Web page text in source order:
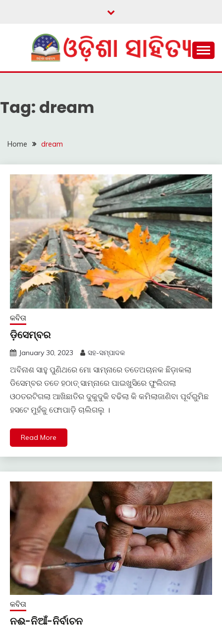
ଓଡ଼ିଶା ସାହିତ୍ୟ
Tag: dream
Home dream
କବିତା
ଡ଼ିସେମ୍ବର
January 30, 2023 ସହ-ସମ୍ପାଦକ
ଅବିନାଶ ସାହୁ ପୁଣିଥରେ ମୋ ସାମ୍ନାରେ ତତେଅଚାନକ ଛିଡ଼ାକଲା
ଡିସେମ୍ବର ତତେ ହଠାତ୍ ସାମ୍ନାରେ ପାଇଖୁସିରେ ଫୁଲିଗଲା
ଓଠତରଟିଗଲା ଆଖିଛାତିର ଦୁକୁଦୁକି ବଢିଲା କି କମିଲାଜାଣିବା ପୂର୍ବରୁମିଛ
ହସଟେ ମୁହଁକୁ ଫୋପାଡ଼ି ଚାଲିଗଲୁ ।
Read More
କବିତା
ନଈ-ନିଆଁ-ନିର୍ବାଚନ